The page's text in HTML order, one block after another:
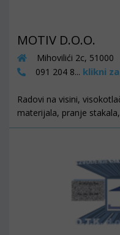
MOTIV D.O.O.
Mihovilići 2c,
091 204 8... klikni
Radovi na visini,
materijala, pranje